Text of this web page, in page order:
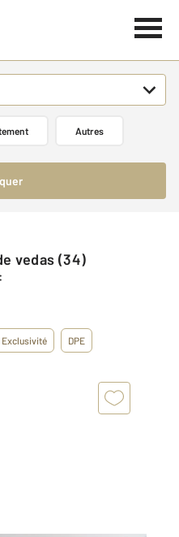
Autres
vedas (34)
Exclusivité DPE